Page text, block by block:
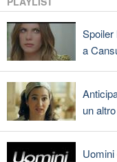
Spoiler
a
un